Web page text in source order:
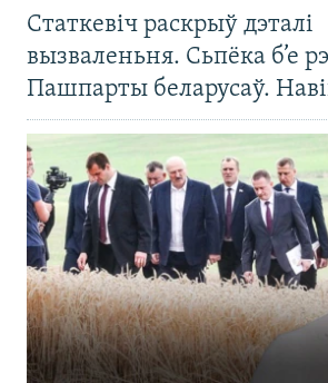
Статкевіч раскрыў дэталі
вызваленьня. Сьпёка б’е
Пашпарты беларусаў.